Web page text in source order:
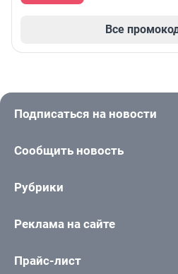
Все
Подписаться на новости
Сообщить новость
Рубрики
Реклама на сайте
Прайс-лист